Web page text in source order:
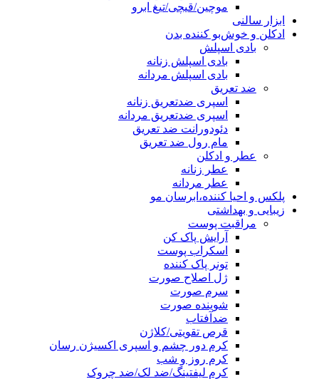
موچین/قیچی/تیغ ابرو
ابزار سالنی
ادکلن و خوش‌بو کننده بدن
بادی اسپلش
بادی اسپلش زنانه
بادی اسپلش مردانه
ضد تعریق
اسپری ضدتعریق زنانه
اسپری ضدتعریق مردانه
دئودورانت ضد تعریق
مام رول ضد تعریق
عطر و ادکلن
عطر زنانه
عطر مردانه
پلکس و احیا کننده،ابرسان مو
زیبایی و بهداشتی
مراقبت پوست
آرایش پاک کن
اسکراب پوست
تونر پاک کننده
ژل اصلاح صورت
سرم صورت
شوینده صورت
ضدآفتاب
قرص تقویتی/کلاژن
کرم دور چشم و اسپری اکسیژن رسان
کرم روز و شب
کرم لیفتینگ/ضد لک/ضد چروک